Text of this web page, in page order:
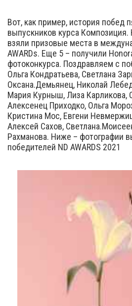
Вот, как пример, история побед
выпускников курса Композиция.
взяли призовые места в
AWARDs. Еще 5 – получили
фотоконкурса. Поздравляем с
Ольга Кондратьева, Светлана
Оксана.Демьянец, Николай
Мария Курныш, Лиза Карликова,
Алексенец Приходко, Ольга
Кристина Мос, Евгени
Алексей Сахов,
Рахманова. Ниже – фотографии
победителей ND AWARDS 2021